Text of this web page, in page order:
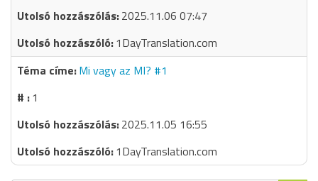
2025.11.06 07:47
1DayTranslation.com
Mi vagy az MI? #1
1
2025.11.05 16:55
1DayTranslation.com